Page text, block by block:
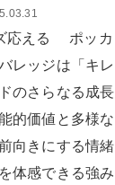
応える ポッカ
レッジは「キレ
のさらなる成長
的価値と多様な
向きにする情緒
体感できる強み